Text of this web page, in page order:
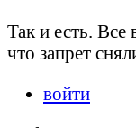
Так и есть. Все
что запрет
войти